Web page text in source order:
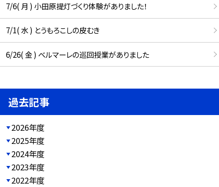
7/6( 月 ) 小田原提灯づくり体験がありました！
7/1( 水 ) とうもろこしの皮むき
6/26( 金 ) ベルマーレの巡回授業がありました
過去記事
2026年度
2025年度
2024年度
2023年度
2022年度